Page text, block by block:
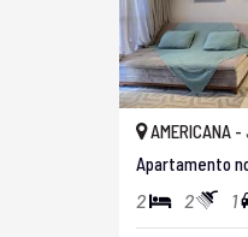
AMERICANA -
2 2 1